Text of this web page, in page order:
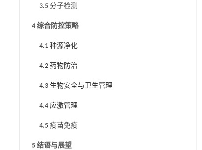
3.5 分子检测
4 综合防控策略
4.1 种源净化
4.2 药物防治
4.3 生物安全与卫生管理
4.4 应激管理
4.5 疫苗免疫
5 结语与展望